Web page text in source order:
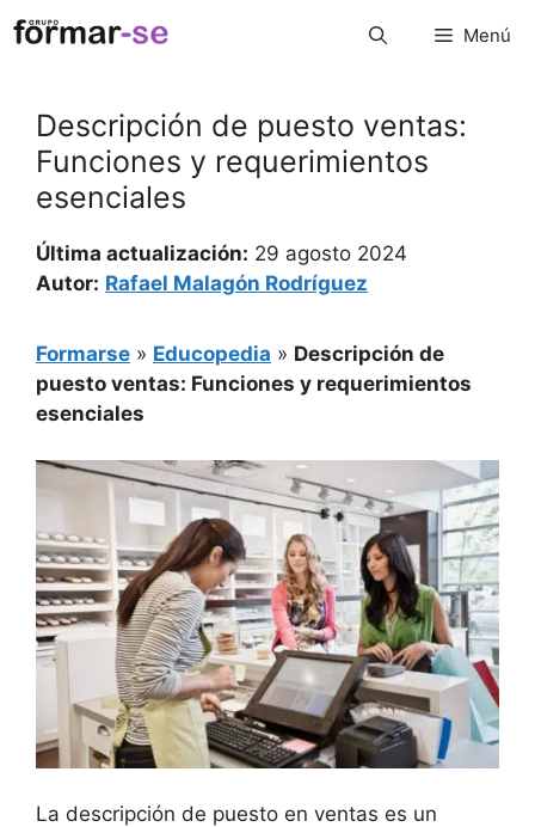
Saltar
al
Menú
Descripción de puesto ventas:
Funciones y requerimientos
esenciales
Última actualización: 29 agosto 2024
Autor: Rafael Malagón Rodríguez
Formarse » Educopedia » Descripción de
puesto ventas: Funciones y requerimientos
esenciales
La descripción de puesto en ventas es un